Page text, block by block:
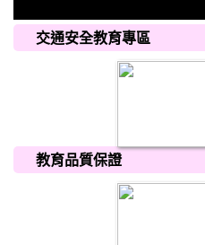
交通安全教育專區
教育品質保證